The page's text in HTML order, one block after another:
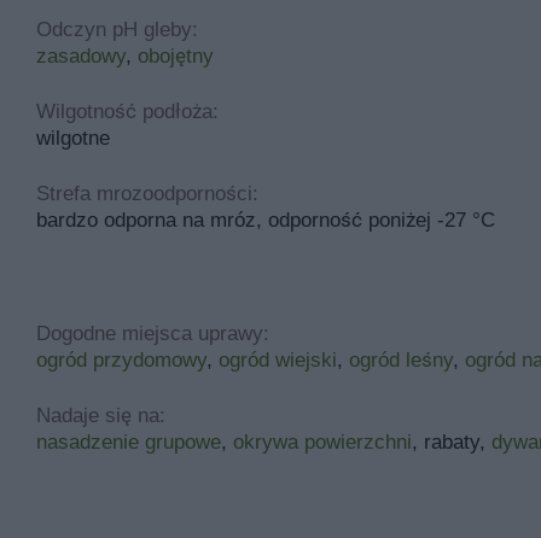
Odczyn pH gleby:
zasadowy, obojętny
Wilgotność podłoża:
wilgotne
Strefa mrozoodporności:
bardzo odporna na mróz, odporność poniżej -27 °C
Dogodne miejsca uprawy:
ogród przydomowy, ogród wiejski, ogród leśny, ogród
Nadaje się na:
nasadzenie grupowe, okrywa powierzchni, rabaty,